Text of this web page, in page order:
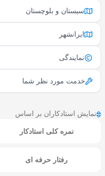
سیستان و بلوچستان
ایرانشهر
نمایندگی
خدمت مورد نظر شما
نمایش استادکاران بر اساس
نمره کلی استادکار
رفتار حرفه ای